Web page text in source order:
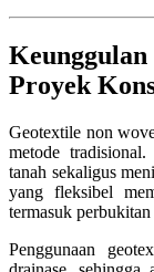
Proyek
Geotextile non
metode
tanah sekaligus
yang fleksibel
termasuk
Penggunaan